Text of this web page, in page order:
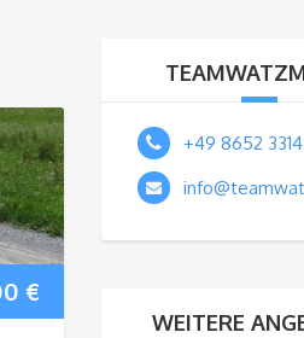
€
+49 8652 3314
WEITERE